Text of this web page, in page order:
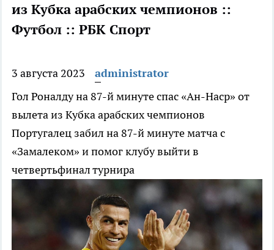
из Кубка арабских чемпионов ::
Футбол :: РБК Спорт
3 августа 2023
administrator
Гол Роналду на 87-й минуте спас «Ан-Наср» от
вылета из Кубка арабских чемпионов
Португалец забил на 87-й минуте матча с
«Замалеком» и помог клубу выйти в
четвертьфинал турнира